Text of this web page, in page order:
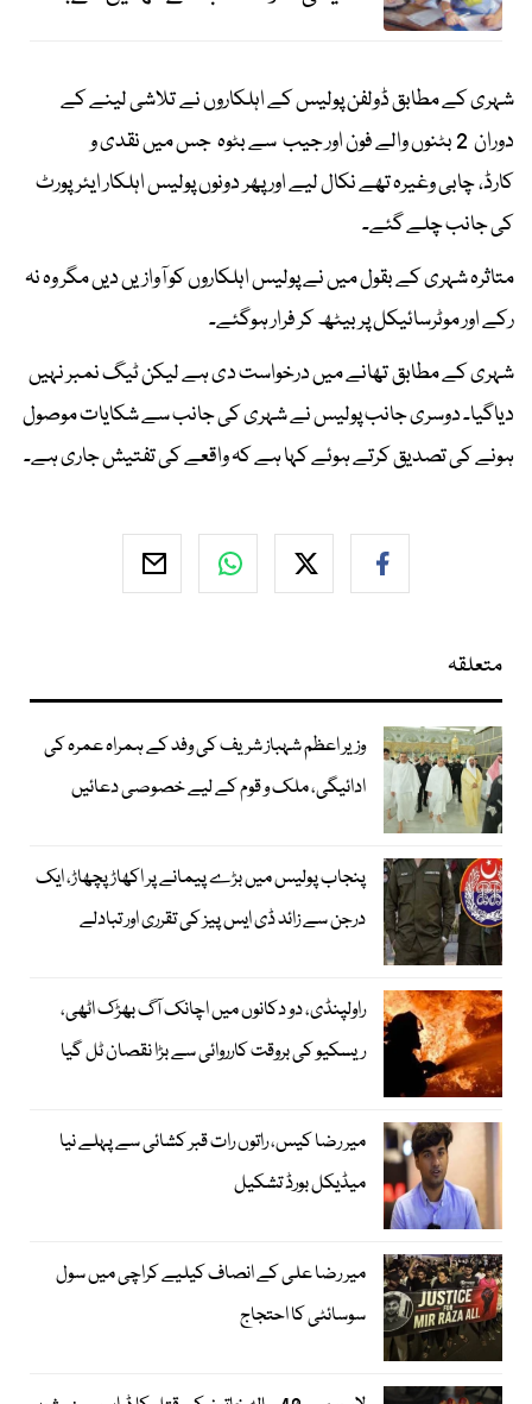
شہری کے مطابق ڈولفن پولیس کے اہلکاروں نے تلاشی لینے کے
دوران 2 بٹنوں والے فون اور جیب سے بٹوہ جس میں نقدی و
کارڈ، چابی وغیرہ تھے نکال لیے اور پھر دونوں پولیس اہلکار ایئرپورٹ
کی جانب چلے گئے۔
متاثرہ شہری کے بقول میں نے پولیس اہلکاروں کو آوازیں دیں مگر وہ نہ
رکے اور موٹرسائیکل پر بیٹھ کر فرار ہوگئے۔
شہری کے مطابق تھانے میں درخواست دی ہے لیکن ٹیگ نمبر نہیں
دیاگیا۔ دوسری جانب پولیس نے شہری کی جانب سے شکایات موصول
ہونے کی تصدیق کرتے ہوئے کہا ہے کہ واقعے کی تفتیش جاری ہے۔
متعلقہ
وزیر اعظم شہباز شریف کی وفد کے ہمراہ عمرہ کی
ادائیگی، ملک و قوم کے لیے خصوصی دعائیں
پنجاب پولیس میں بڑے پیمانے پر اکھاڑ پچھاڑ، ایک
درجن سے زائد ڈی ایس پیز کی تقرری اور تبادلے
راولپنڈی، دو دکانوں میں اچانک آگ بھڑک اٹھی،
ریسکیو کی بروقت کارروائی سے بڑا نقصان ٹل گیا
میر رضا کیس، راتوں رات قبر کشائی سے پہلے نیا
میڈیکل بورڈ تشکیل
میر رضا علی کے انصاف کیلیے کراچی میں سول
سوسائٹی کا احتجاج